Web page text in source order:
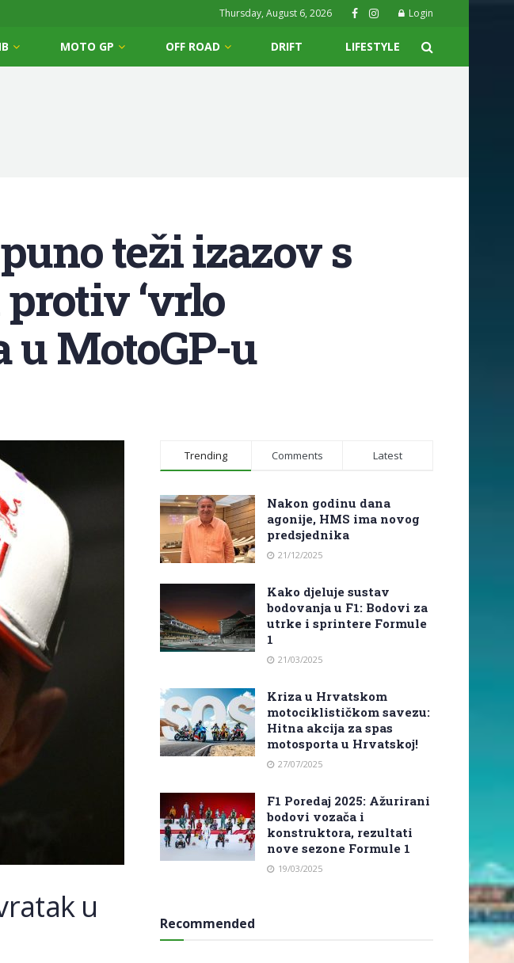
Thursday, August 6, 2026 Login
MOTO GP OFF ROAD DRIFT LIFESTYLE
teži izazov s
‘vrlo
MotoGP-u
u
Trending Comments Latest
Nakon godinu dana
agonije, HMS ima novog
predsjednika
21/12/2025
Kako djeluje sustav
bodovanja u F1: Bodovi za
utrke i sprintere Formule
1
21/03/2025
Kriza u Hrvatskom
motociklističkom savezu:
Hitna akcija za spas
motosporta u Hrvatskoj!
27/07/2025
F1 Poredaj 2025: Ažurirani
bodovi vozača i
konstruktora, rezultati
nove sezone Formule 1
19/03/2025
Recommended